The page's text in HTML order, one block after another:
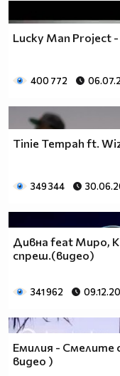
Lucky Man Project
400 772
Tinie Tempah ft.
349 344
Дивна feat Миро,
спреш.(видео)
341 962
Емилия - Смелите
видео )